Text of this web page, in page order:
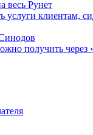
весь Рунет
услуги клиентам,
получить через